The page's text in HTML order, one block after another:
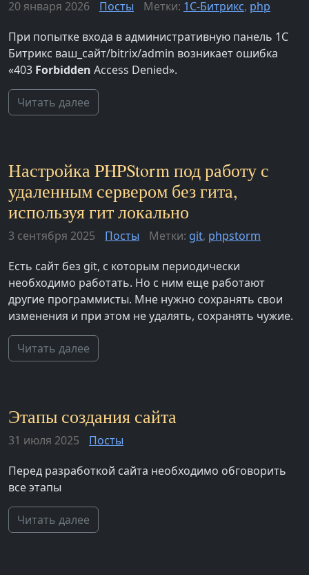
20 января 2026 Посты Метки: 1С-Битрикс, php
При попытке входа в административную панель 1С
Битрикс ваш_сайт/bitrix/admin возникает ошибка
«403 Forbidden Access Denied».
Читать далее
Настройка PHPStorm под работу с
удаленным сервером без гита,
используя гит локально
3 сентября 2025 Посты Метки: git, phpstorm
Есть сайт без git, с которым периодически
необходимо работать. Но с ним еще работают
другие программисты. Мне нужно сохранять свои
изменения и при этом не удалять, сохранять чужие.
Читать далее
Этапы создания сайта
31 июля 2025
Посты
Перед разработкой сайта необходимо обговорить
все этапы
Читать далее